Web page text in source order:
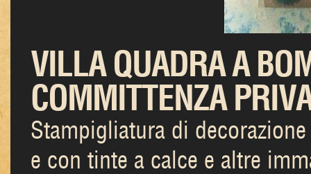
VILLA QUADRA A
COMMITTENZA
Stampigliatura di
e con tinte a calce e altre